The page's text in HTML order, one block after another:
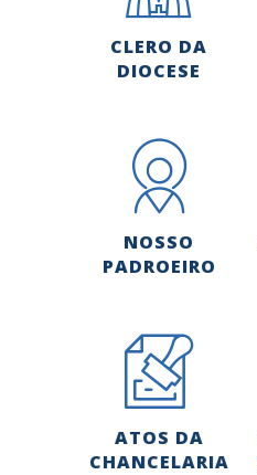
CLERO DA
DIOCESE
NOSSO
PADROEIRO
ATOS DA
CHANCELARIA